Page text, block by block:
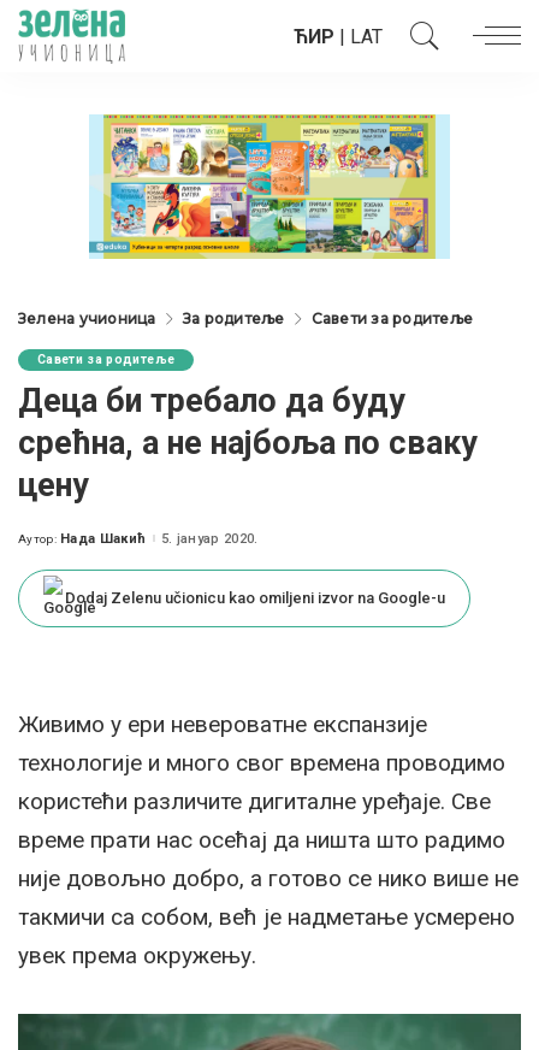
ЋИР | LAT
Зелена учионица За родитеље Савети за родитеље
Савети за родитеље
Деца би требало да буду
срећна, а не најбоља по сваку
цену
Posted
Аутор: Нада Шакић 5. јануар 2020.
Dodaj Zelenu učionicu kao omiljeni izvor na Google-u
Живимо у ери невероватне експанзије
технологије и много свог времена проводимо
користећи различите дигиталне уређаје. Све
време прати нас осећај да ништа што радимо
није довољно добро, а готово се нико више не
такмичи са собом, већ је надметање усмерено
увек према окружењу.